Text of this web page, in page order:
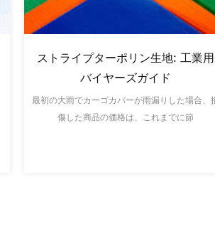
耐久性の高いPVC防水シートが機器
を風雨から守るのにどうすればよい
か
機器の露出がほとんどの所有者が認識しているよ